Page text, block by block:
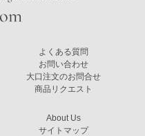
よくある質問
お問い合わせ
大口注文のお問合せ
商品リクエスト
About Us
サイトマップ